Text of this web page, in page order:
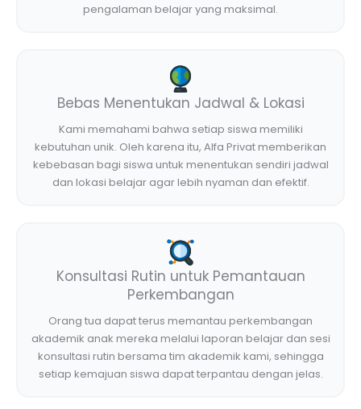
pengalaman belajar yang maksimal.
Bebas Menentukan Jadwal & Lokasi
Kami memahami bahwa setiap siswa memiliki
kebutuhan unik. Oleh karena itu, Alfa Privat memberikan
kebebasan bagi siswa untuk menentukan sendiri jadwal
dan lokasi belajar agar lebih nyaman dan efektif.
Konsultasi Rutin untuk Pemantauan
Perkembangan
Orang tua dapat terus memantau perkembangan
akademik anak mereka melalui laporan belajar dan sesi
konsultasi rutin bersama tim akademik kami, sehingga
setiap kemajuan siswa dapat terpantau dengan jelas.